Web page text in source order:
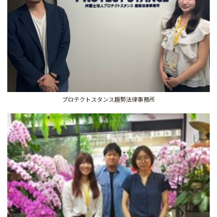
プロテクトスタンス趨勢法律事務所